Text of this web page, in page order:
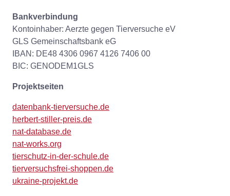
Bankverbindung
Kontoinhaber: Aerzte gegen Tierversuche eV
GLS Gemeinschaftsbank eG
IBAN: DE48 4306 0967 4126 7406 00
BIC: GENODEM1GLS
Projektseiten
datenbank-tierversuche.de
herbert-stiller-preis.de
nat-database.de
nat-works.org
tierschutz-in-der-schule.de
tierversuchsfrei-shoppen.de
ukraine-projekt.de